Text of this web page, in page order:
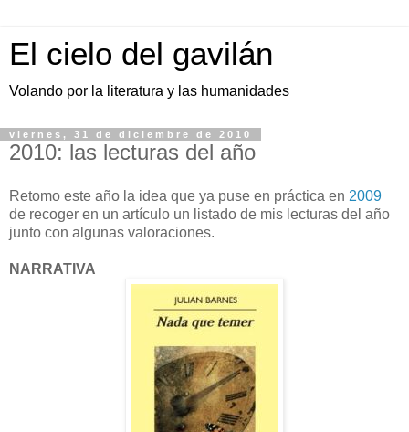
El cielo del gavilán
Volando por la literatura y las humanidades
viernes, 31 de diciembre de 2010
2010: las lecturas del año
Retomo este año la idea que ya puse en práctica en 2009
de recoger en un artículo un listado de mis lecturas del año
junto con algunas valoraciones.
NARRATIVA